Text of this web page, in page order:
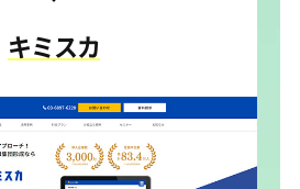
キミスカ